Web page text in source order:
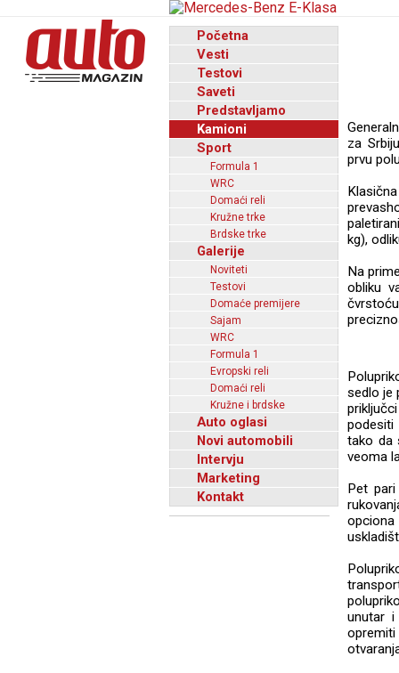
Početna
Vesti
Testovi
Saveti
Predstavljamo
Kamioni
Sport
Formula 1
WRC
Domaći reli
Kružne trke
Brdske trke
Galerije
Noviteti
Testovi
Domaće premijere
Sajam
WRC
Formula 1
Evropski reli
Domaći reli
Kružne i brdske
Auto oglasi
Novi automobili
Intervju
Marketing
Kontakt
za
prvu
kg),
Na
obliku
sedlo je
podesiti
tako da
veoma
Pet
unutar i